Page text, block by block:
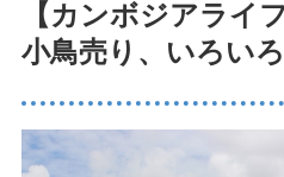
【カンボジアライ
小鳥売り、いろい